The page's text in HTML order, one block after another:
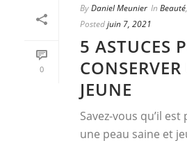
0
ByDaniel Meunier In Beauté,
Postedjuin 7, 2021
5 ASTUCES
JEUNE
Savez-vous qu’il
une peau saine et